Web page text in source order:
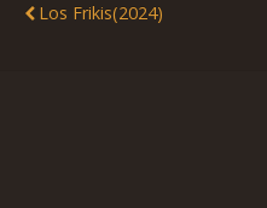
Los Frikis(2024)